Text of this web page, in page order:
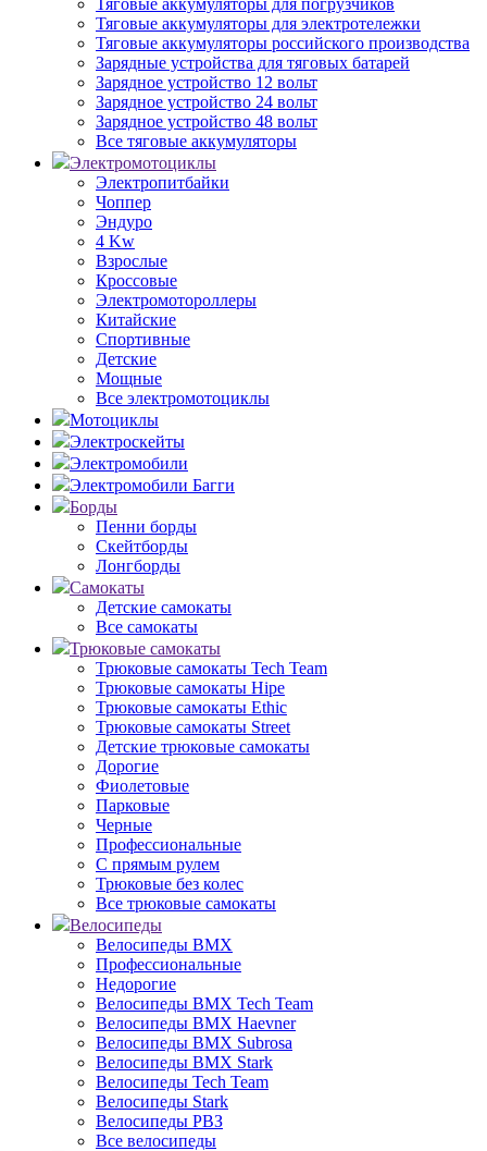
Тяговые аккумуляторы для погрузчиков
Тяговые аккумуляторы для электротележки
Тяговые аккумуляторы российского производства
Зарядные устройства для тяговых батарей
Зарядное устройство 12 вольт
Зарядное устройство 24 вольт
Зарядное устройство 48 вольт
Все тяговые аккумуляторы
Электромотоциклы
Электропитбайки
Чоппер
Эндуро
4 Kw
Взрослые
Кроссовые
Электромотороллеры
Китайские
Спортивные
Детские
Мощные
Все электромотоциклы
Мотоциклы
Электроскейты
Электромобили
Электромобили Багги
Борды
Пенни борды
Скейтборды
Лонгборды
Самокаты
Детские самокаты
Все самокаты
Трюковые самокаты
Трюковые самокаты Tech Team
Трюковые самокаты Hipe
Трюковые самокаты Ethic
Трюковые самокаты Street
Детские трюковые самокаты
Дорогие
Фиолетовые
Парковые
Черные
Профессиональные
С прямым рулем
Трюковые без колес
Все трюковые самокаты
Велосипеды
Велосипеды BMX
Профессиональные
Недорогие
Велосипеды BMX Tech Team
Велосипеды BMX Haevner
Велосипеды BMX Subrosa
Велосипеды BMX Stark
Велосипеды Tech Team
Велосипеды Stark
Велосипеды РВЗ
Все велосипеды